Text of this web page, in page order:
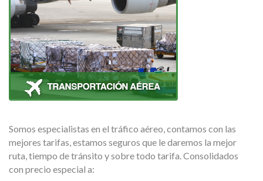
Somos especialistas en el tráfico aéreo, contamos con las
mejores tarifas, estamos seguros que le daremos la mejor
ruta, tiempo de tránsito y sobre todo tarifa. Consolidados
con precio especial a: